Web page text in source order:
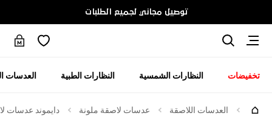
توصيل مجاني لجميع الطلبات
تخفيضات النظارات الشمسية النظارات الطبية العدسات
العدسات اللاصقة عدسات لاصقة ملونة دايموند عدسات